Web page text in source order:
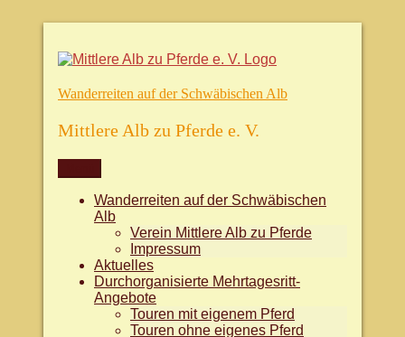
Zum
springen
Wanderreiten auf der Schwäbischen Alb
Mittlere Alb zu Pferde e. V.
Wanderreiten auf der Schwäbischen
Alb
Verein Mittlere Alb zu Pferde
Impressum
Aktuelles
Durchorganisierte Mehrtagesritt-
Angebote
Touren mit eigenem Pferd
Touren ohne eigenes Pferd